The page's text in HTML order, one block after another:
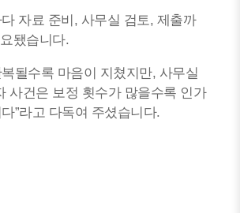
자료 준비, 사무실 검토, 제출까
됐습니다.
될수록 마음이 지쳤지만, 사무실
사건은 보정 횟수가 많을수록 인가
”라고 다독여 주셨습니다.